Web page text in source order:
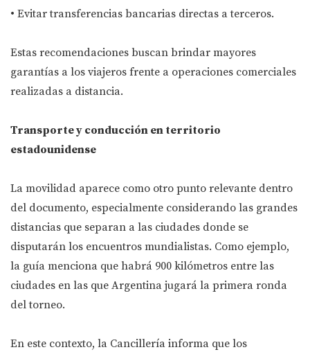
• Evitar transferencias bancarias directas a terceros.
Estas recomendaciones buscan brindar mayores
garantías a los viajeros frente a operaciones comerciales
realizadas a distancia.
Transporte y conducción en territorio
estadounidense
La movilidad aparece como otro punto relevante dentro
del documento, especialmente considerando las grandes
distancias que separan a las ciudades donde se
disputarán los encuentros mundialistas. Como ejemplo,
la guía menciona que habrá 900 kilómetros entre las
ciudades en las que Argentina jugará la primera ronda
del torneo.
En este contexto, la Cancillería informa que los